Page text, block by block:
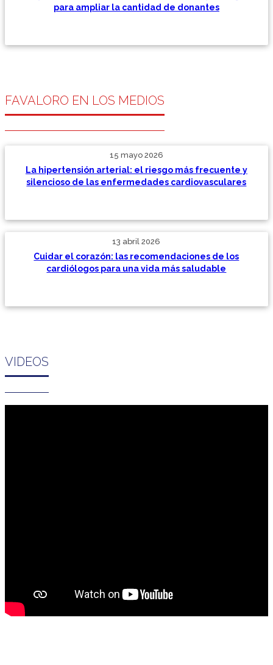
para ampliar la cantidad de donantes
FAVALORO EN LOS MEDIOS
La hipertensión arterial: el riesgo más frecuente y
silencioso de las enfermedades cardiovasculares
15 mayo 2026
Cuidar el corazón: las recomendaciones de los
cardiólogos para una vida más saludable
13 abril 2026
VIDEOS